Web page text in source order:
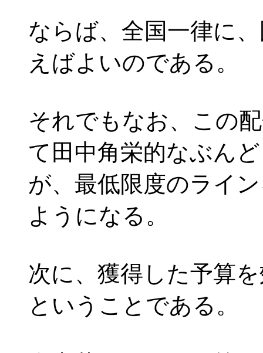
ならば、全国一律に
えばよいのである。
それでもなお、この
て田中角栄的なぶん
が、最低限度のライ
ようになる。
次に、獲得した予算
ということである。